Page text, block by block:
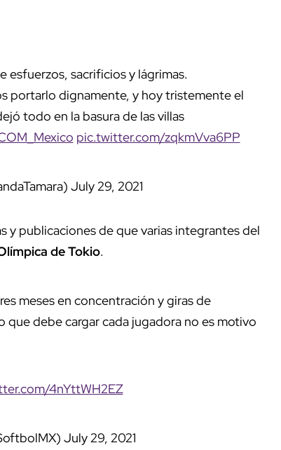
esfuerzos, sacrificios y lágrimas.
portarlo dignamente, y hoy tristemente el
todo en la basura de las villas
pic.twitter.com/zqkmVva6PP
July 29, 2021
y publicaciones de que varias integrantes del
de Tokio.
meses en concentración y giras de
debe cargar cada jugadora no es motivo
4nYttWH2EZ
July 29, 2021